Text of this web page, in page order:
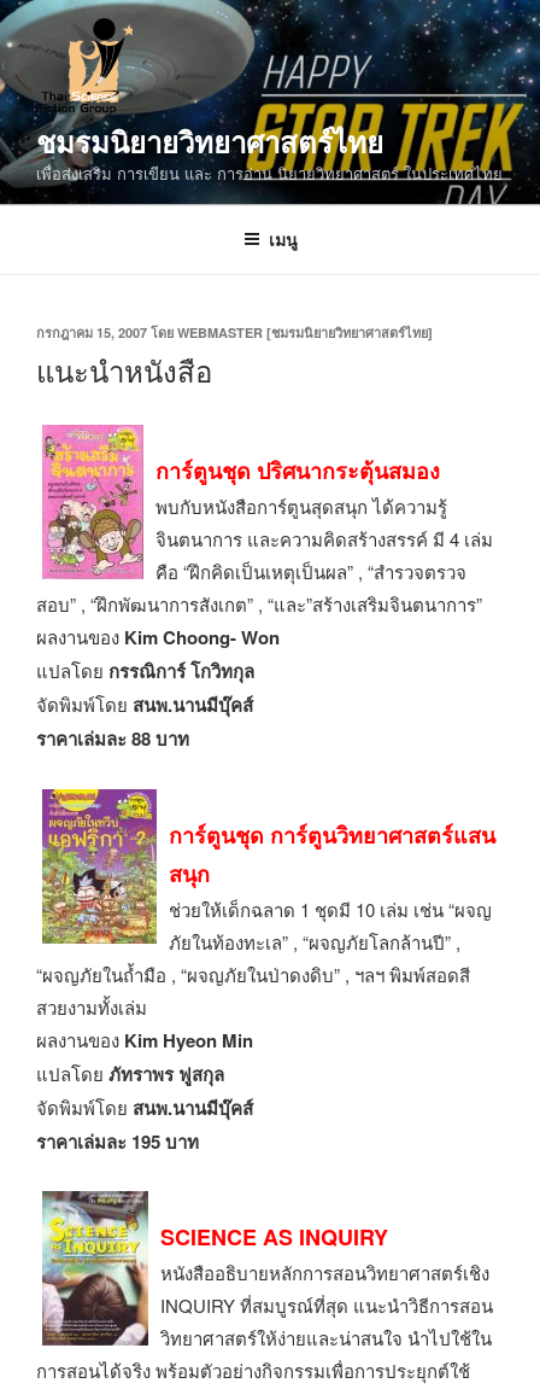
ข้าม
ไป
ยัง
บทความ
ชมรมนิยายวิทยาศาสตร์ไทย
เพื่อส่งเสริม การเขียน และ การอ่าน นิยายวิทยาศาสตร์ ในประเทศไทย
เมนู
เขียน
ที่
กรกฎาคม 15, 2007 โดย WEBMASTER [ชมรมนิยายวิทยาศาสตร์ไทย]
แนะนำหนังสือ
การ์ตูนชุด ปริศนากระตุ้นสมอง
พบกับหนังสือการ์ตูนสุดสนุก ได้ความรู้
จินตนาการ และความคิดสร้างสรรค์ มี 4 เล่ม
คือ “ฝึกคิดเป็นเหตุเป็นผล” , “สำรวจตรวจ
สอบ” , “ฝึกพัฒนาการสังเกต” , “และ”สร้างเสริมจินตนาการ”
ผลงานของ Kim Choong- Won
แปลโดย กรรณิการ์ โกวิทกุล
จัดพิมพ์โดย สนพ.นานมีบุ๊คส์
ราคาเล่มละ 88 บาท
การ์ตูนชุด การ์ตูนวิทยาศาสตร์แสน
สนุก
ช่วยให้เด็กฉลาด 1 ชุดมี 10 เล่ม เช่น “ผจญ
ภัยในท้องทะเล” , “ผจญภัยโลกล้านปี” ,
“ผจญภัยในถ้ำมือ , “ผจญภัยในป่าดงดิบ” , ฯลฯ พิมพ์สอดสี
สวยงามทั้งเล่ม
ผลงานของ Kim Hyeon Min
แปลโดย ภัทราพร ฟูสกุล
จัดพิมพ์โดย สนพ.นานมีบุ๊คส์
ราคาเล่มละ 195 บาท
SCIENCE AS INQUIRY
หนังสืออธิบายหลักการสอนวิทยาศาสตร์เชิง
INQUIRY ที่สมบูรณ์ที่สุด แนะนำวิธีการสอน
วิทยาศาสตร์ให้ง่ายและน่าสนใจ นำไปใช้ใน
การสอนได้จริง พร้อมตัวอย่างกิจกรรมเพื่อการประยุกต์ใช้